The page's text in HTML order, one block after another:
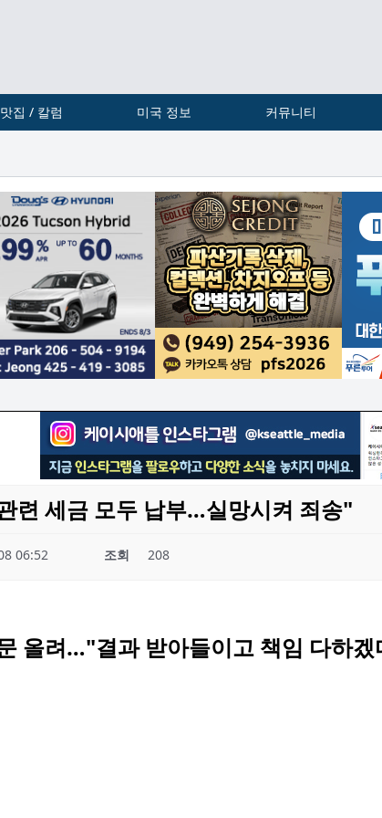
집 / 칼럼 미국 정보 커뮤니티
련 세금 모두 납부…실망시켜 죄송"
06:52 조회 208
올려…"결과 받아들이고 책임 다하